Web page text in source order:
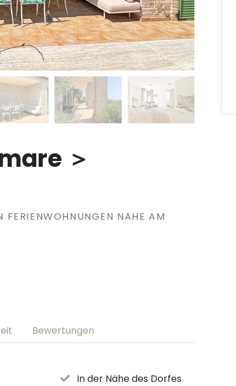
＞
FERIENWOHNUNGEN NAHE AM
Bewertungen
In der Nähe des Dorfes